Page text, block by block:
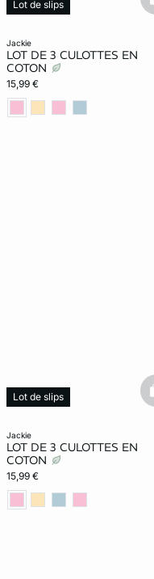
jackie
LOT DE 3 CULOTTES EN
COTON
15,99 €
Lot de slips
jackie
LOT DE 3 CULOTTES EN
COTON
15,99 €
Lot de slips